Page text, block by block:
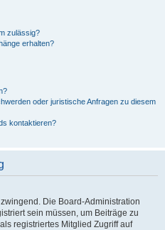
zulässig?
erhalten?
oder juristische Anfragen zu diesem
kontaktieren?
Die Board-Administration
sein müssen, um Beiträge zu
registriertes Mitglied Zugriff auf